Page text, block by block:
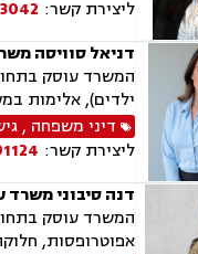
ליצירת קשר:
דניאל סוויסה
המשרד עוסק
ילדים), אלימות
דיני משפחה ,
ליצירת קשר:
דנה סיבוני משרד
המשרד עוסק
אפוטרופסות,